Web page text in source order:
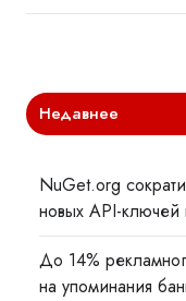
Недавнее
NuGet.org
новых API-ключей
До 14%
на упоминания